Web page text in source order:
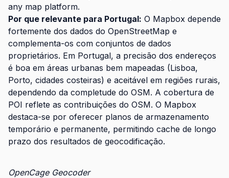
any map platform.
Por que relevante para Portugal: O Mapbox depende
fortemente dos dados do OpenStreetMap e
complementa-os com conjuntos de dados
proprietários. Em Portugal, a precisão dos endereços
é boa em áreas urbanas bem mapeadas (Lisboa,
Porto, cidades costeiras) e aceitável em regiões rurais,
dependendo da completude do OSM. A cobertura de
POI reflete as contribuições do OSM. O Mapbox
destaca-se por oferecer planos de armazenamento
temporário e permanente, permitindo cache de longo
prazo dos resultados de geocodificação.
OpenCage Geocoder